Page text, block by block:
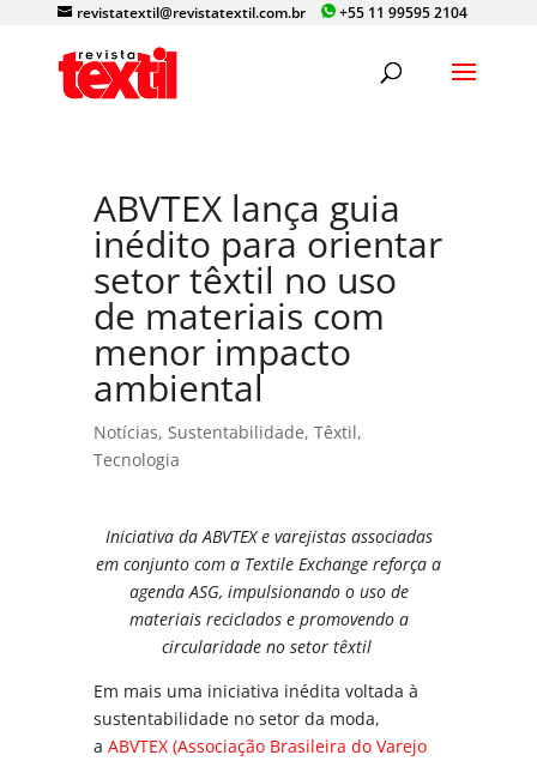
+55 11 99595 2104
revistatextil@revistatextil.com.br
ABVTEX lança guia
inédito para orientar
setor têxtil no uso
de materiais com
menor impacto
ambiental
Notícias,Sustentabilidade,Têxtil,
Tecnologia
Iniciativa da ABVTEX e varejistas associadas
em conjunto com a Textile Exchange reforça a
agenda ASG, impulsionando o uso de
materiais reciclados e promovendo a
circularidade no setor têxtil
Em mais uma iniciativa inédita voltada à
sustentabilidade no setor da moda,
aABVTEX (Associação Brasileira do Varejo